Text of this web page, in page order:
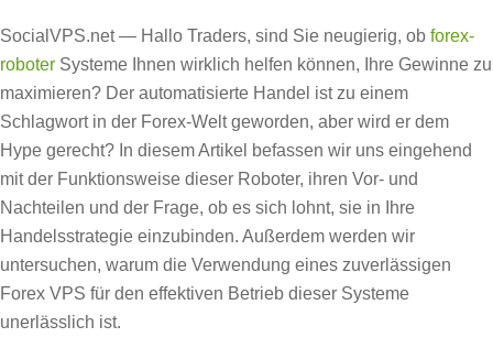
SocialVPS.net — Hallo Traders, sind Sie neugierig, ob forex-
roboter Systeme Ihnen wirklich helfen können, Ihre Gewinne zu
maximieren? Der automatisierte Handel ist zu einem
Schlagwort in der Forex-Welt geworden, aber wird er dem
Hype gerecht? In diesem Artikel befassen wir uns eingehend
mit der Funktionsweise dieser Roboter, ihren Vor- und
Nachteilen und der Frage, ob es sich lohnt, sie in Ihre
Handelsstrategie einzubinden. Außerdem werden wir
untersuchen, warum die Verwendung eines zuverlässigen
Forex VPS für den effektiven Betrieb dieser Systeme
unerlässlich ist.